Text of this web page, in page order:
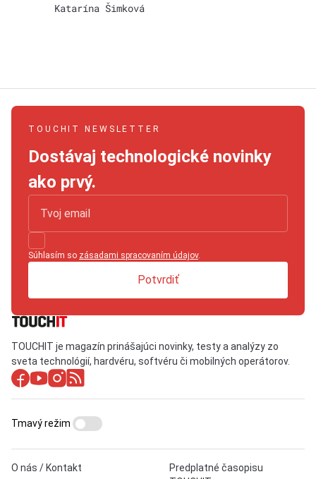
Katarína Šimková
TOUCHIT NEWSLETTER
Dostávaj technologické novinky
ako prvý.
Súhlasím so zásadami spracovaním údajov.
Potvrdiť
TOUCHIT je magazín prinášajúci novinky, testy a analýzy zo
sveta technológií, hardvéru, softvéru či mobilných operátorov.
O nás / Kontakt
Predplatné časopisu
Tmavý režim